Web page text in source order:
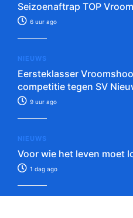
Seizoenaftrap TOP
6 uur ago
NIEUWS
Eersteklasser
competitie tegen SV
9 uur ago
NIEUWS
Voor wie het leven moet
1 dag ago